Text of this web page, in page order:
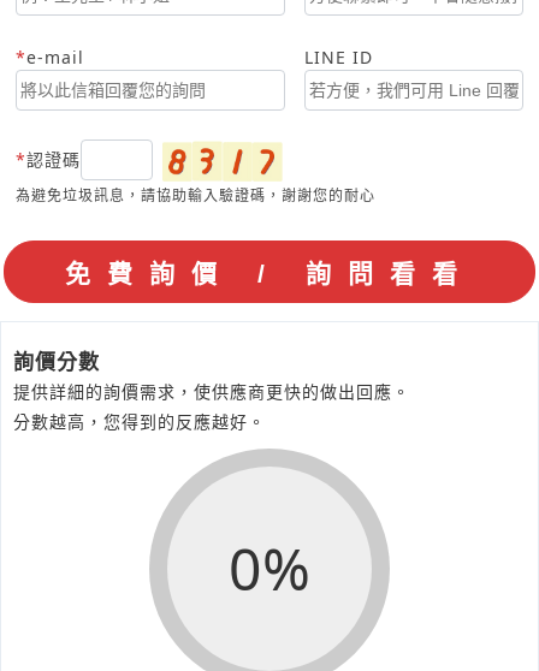
e-mail LINE ID
認證碼
為避免垃圾訊息，請協助輸入驗證碼，謝謝您的耐心
詢價分數
提供詳細的詢價需求，使供應商更快的做出回應。
分數越高，您得到的反應越好。
0%